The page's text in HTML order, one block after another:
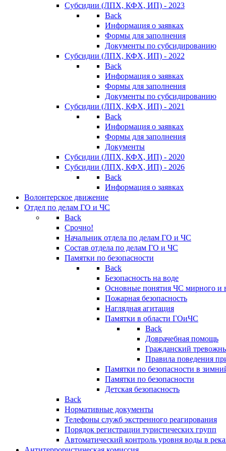
Субсидии (ЛПХ, КФХ, ИП) - 2023
Back
Информация о заявках
Формы для заполнения
Документы по субсидированию
Субсидии (ЛПХ, КФХ, ИП) - 2022
Back
Информация о заявках
Формы для заполнения
Документы по субсидированию
Субсидии (ЛПХ, КФХ, ИП) - 2021
Back
Информация о заявках
Формы для заполнения
Документы
Субсидии (ЛПХ, КФХ, ИП) - 2020
Субсидии (ЛПХ, КФХ, ИП) - 2026
Back
Информация о заявках
Волонтерское движение
Отдел по делам ГО и ЧС
Back
Срочно!
Начальник отдела по делам ГО и ЧС
Состав отдела по делам ГО и ЧС
Памятки по безопасности
Back
Безопасность на воде
Основные понятия ЧС мирного и
Пожарная безопасность
Наглядная агитация
Памятки в области ГОиЧС
Back
Доврачебная помощь
Гражданский
Правила поведения
Памятки по безопасности в
Памятки по безопасности
Детская безопасность
Back
Нормативные документы
Телефоны служб экстренного реагирования
Порядок регистрации туристических групп
Автоматический контроль уровня воды в